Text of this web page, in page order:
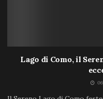
Lago di Como, il